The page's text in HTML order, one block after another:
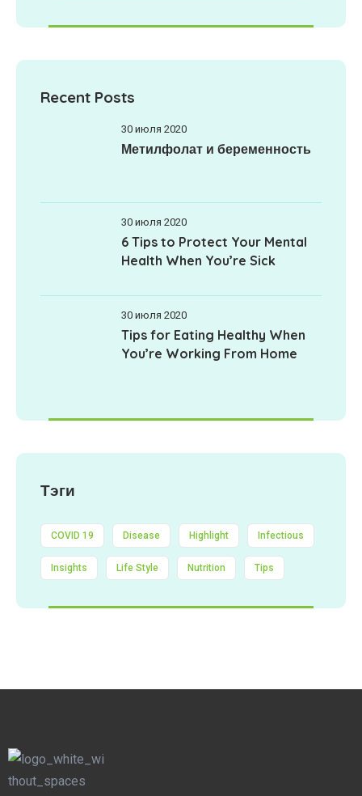
Recent Posts
30 июля 2020
Метилфолат и беременность
30 июля 2020
6 Tips to Protect Your Mental
Health When You’re Sick
30 июля 2020
Tips for Eating Healthy When
You’re Working From Home
Тэги
COVID 19 Disease Highlight Infectious
Insights Life Style Nutrition Tips